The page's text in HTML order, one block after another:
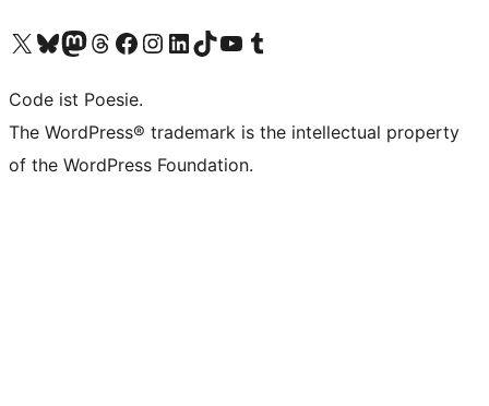
Das X-Konto (früher Twitter) von WordPress.org besuchen
Das Bluesky-Konto von WordPress.org besuchen
Das Mastodon-Konto von WordPress.org besuchen
Das Threads-Konto von WordPress.org besuchen
Die Facebook-Seite von WordPress.org besuchen
Das Instagram-Konto von WordPress.org besuchen
Das LinkedIn-Konto von WordPress.org besuchen
Das TikTok-Konto von WordPress.org besuchen
Den YouTube-Kanal von WordPress.org besuchen
Das Tumblr-Konto von WordPress.org besuchen
Code ist Poesie.
The WordPress® trademark is the intellectual property
of the WordPress Foundation.